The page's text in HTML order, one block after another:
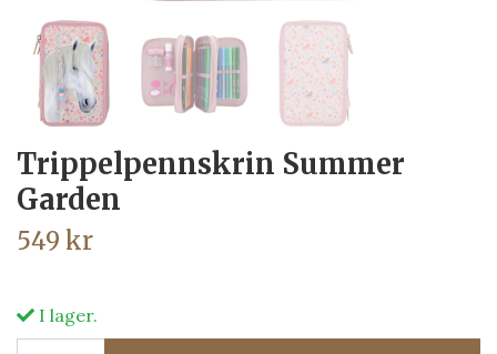
Trippelpennskrin Summer
Garden
549 kr
I lager.